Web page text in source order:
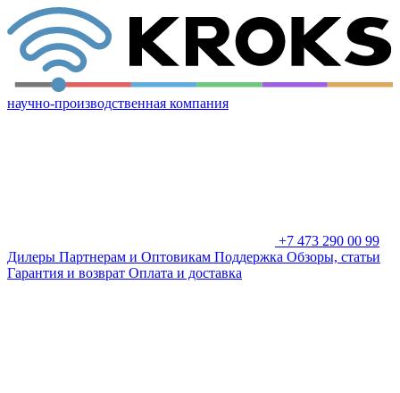
научно-производственная компания
+7 473 290 00 99
Дилеры Партнерам и Оптовикам Поддержка Обзоры, статьи
Гарантия и возврат Оплата и доставка